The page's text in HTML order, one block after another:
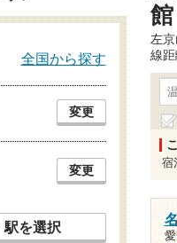
左
線
宿
全国から探す
変更
変更
駅を選択